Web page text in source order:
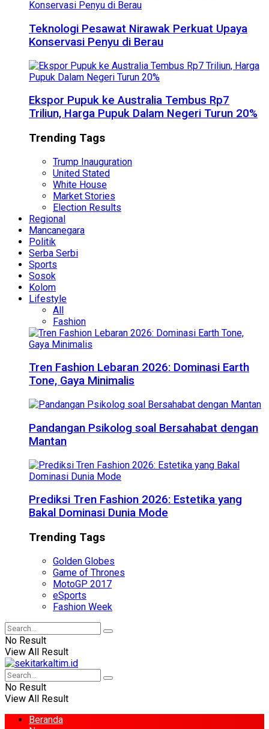
Teknologi Pesawat Nirawak Perkuat Upaya
Konservasi Penyu di Berau
Ekspor Pupuk ke Australia Tembus Rp7
Triliun, Harga Pupuk Dalam Negeri Turun 20%
Trending Tags
Trump Inauguration
United Stated
White House
Market Stories
Election Results
Regional
Mancanegara
Politik
Serba Serbi
Sports
Sosok
Kolom
Lifestyle
All
Fashion
Tren Fashion Lebaran 2026: Dominasi Earth
Tone, Gaya Minimalis
Pandangan Psikolog soal Bersahabat dengan
Mantan
Prediksi Tren Fashion 2026: Estetika yang
Bakal Dominasi Dunia Mode
Trending Tags
Golden Globes
Game of Thrones
MotoGP 2017
eSports
Fashion Week
No Result
View All Result
No Result
View All Result
Beranda